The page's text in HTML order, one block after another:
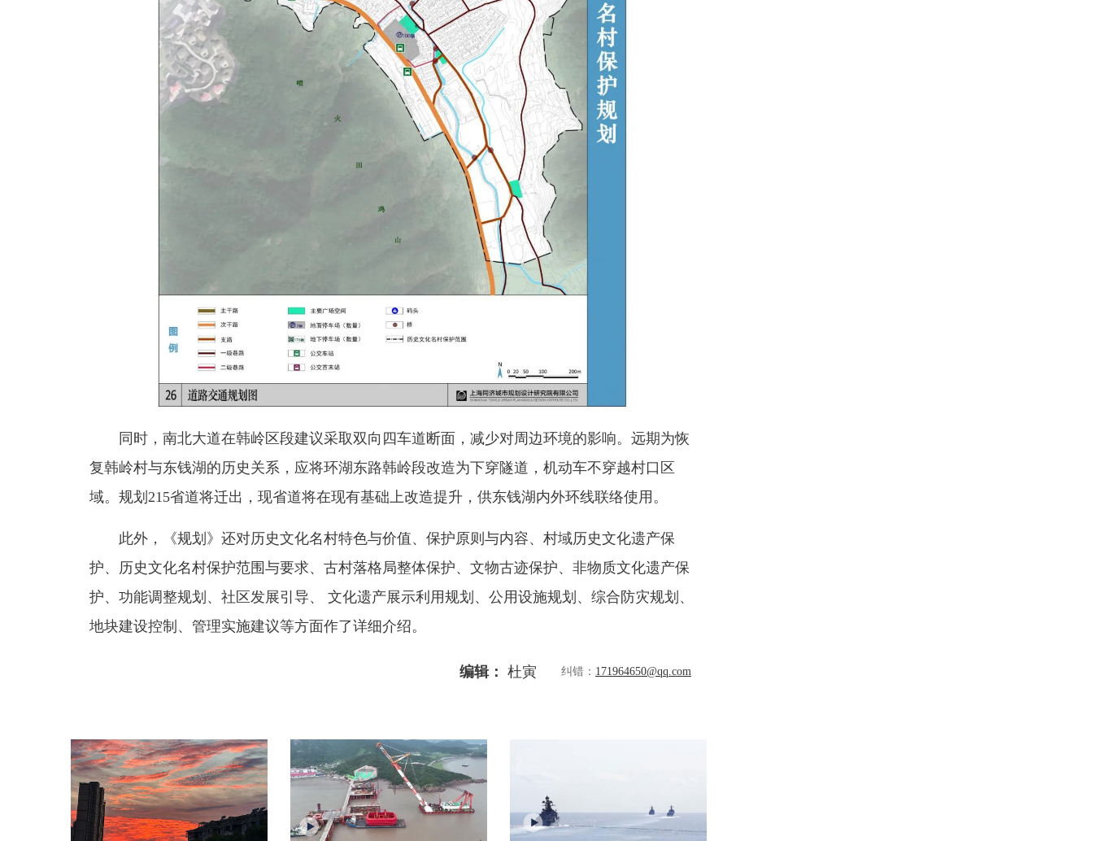
同时， 南北大道在韩岭区段建议采取双向四车道断面，减少对周边环境的影响。远期为恢
复韩岭村与东钱湖的历史关系，应将环湖东路韩岭段改造为下穿隧道，机动车不穿越村口区
域。规划215省道将迁出，现省道将在现有基础上改造提升，供东钱湖内外环线联络使用。
此外，《规划》还对历史文化名村特色与价值、保护原则与内容、村域历史文化遗产保
护、历史文化名村保护范围与要求、古村落格局整体保护、文物古迹保护、非物质文化遗产保
护、功能调整规划、社区发展引导、 文化遗产展示利用规划、公用设施规划、综合防灾规划、
地块建设控制、管理实施建议等方面作了详细介绍。
编辑： 杜寅 纠错： 171964650@qq.com